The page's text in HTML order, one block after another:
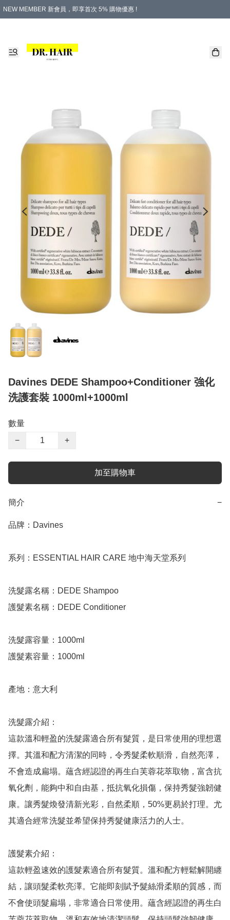
NEW MEMBER 新會員，即享首次 5% 購物優惠 !
Davines DEDE Shampoo+Conditioner 強化
洗護套裝 1000ml+1000ml
數量
−
+
加至購物車
簡介 −
品牌：Davines
系列：ESSENTIAL HAIR CARE 地中海天堂系列
洗髮露名稱：DEDE Shampoo
護髮素名稱：DEDE Conditioner
洗髮露容量：1000ml
護髮素容量：1000ml
產地：意大利
洗髮露介紹：
這款溫和輕盈的洗髮露適合所有髮質，是日常使用的理想選
擇。其溫和配方清潔的同時，令秀髮柔軟順滑，自然亮澤，
不會造成扁塌。蘊含經認證的再生白芙蓉花萃取物，富含抗
氧化劑，能夠中和自由基，抵抗氧化損傷，保持秀髮強韌健
康。讓秀髮煥發清新光彩，自然柔順，50%更易於打理。尤
其適合經常洗髮並希望保持秀髮健康活力的人士。
護髮素介紹：
這款輕盈速效的護髮素適合所有髮質。溫和配方輕鬆解開纏
結，讓頭髮柔軟亮澤。它能即刻賦予髮絲滑柔順的質感，而
不會使頭髮扁塌，非常適合日常使用。蘊含經認證的再生白